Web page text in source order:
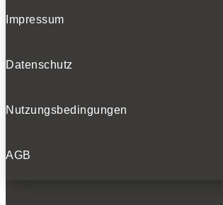
Impressum
Datenschutz
Nutzungsbedingungen
AGB